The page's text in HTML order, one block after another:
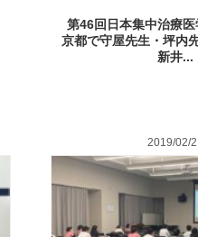
第46回日本集中治療
京都で守屋先生・坪内
新井...
2019/02/